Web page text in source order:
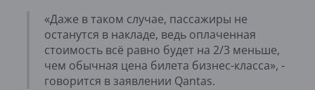
«Даже в таком случае, пассажиры не
останутся в накладе, ведь оплаченная
стоимость всё равно будет на 2/3 меньше,
чем обычная цена билета бизнес-класса», -
говорится в заявлении Qantas.